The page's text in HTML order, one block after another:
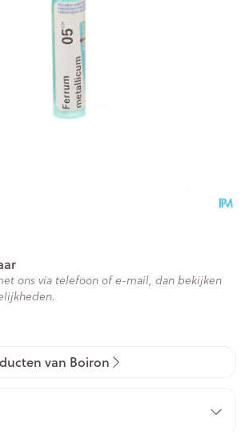
ons via telefoon of e-mail, dan bekijken
van Boiron